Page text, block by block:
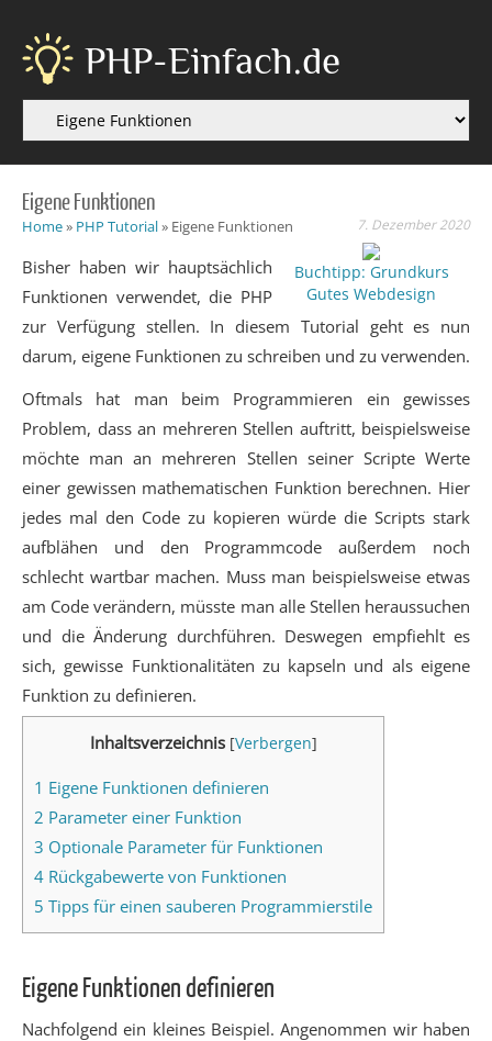
PHP-Einfach.de
Eigene Funktionen
7. Dezember 2020
Home» PHP Tutorial» Eigene Funktionen
Buchtipp: Grundkurs
Gutes Webdesign
Bisher haben wir hauptsächlich
Funktionen verwendet, die PHP
zur Verfügung stellen. In diesem Tutorial geht es nun
darum, eigene Funktionen zu schreiben und zu verwenden.
Oftmals hat man beim Programmieren ein gewisses
Problem, dass an mehreren Stellen auftritt, beispielsweise
möchte man an mehreren Stellen seiner Scripte Werte
einer gewissen mathematischen Funktion berechnen. Hier
jedes mal den Code zu kopieren würde die Scripts stark
aufblähen und den Programmcode außerdem noch
schlecht wartbar machen. Muss man beispielsweise etwas
am Code verändern, müsste man alle Stellen heraussuchen
und die Änderung durchführen. Deswegen empfiehlt es
sich, gewisse Funktionalitäten zu kapseln und als eigene
Funktion zu definieren.
Inhaltsverzeichnis [Verbergen]
1 Eigene Funktionen definieren
2 Parameter einer Funktion
3 Optionale Parameter für Funktionen
4 Rückgabewerte von Funktionen
5 Tipps für einen sauberen Programmierstile
Eigene Funktionen definieren
Nachfolgend ein kleines Beispiel. Angenommen wir haben